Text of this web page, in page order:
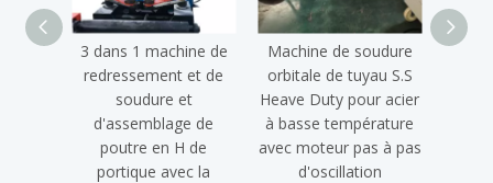
3 dans 1 machine de
redressement et de
soudure et
d'assemblage de
poutre en H de
portique avec la
Machine de soudure
orbitale de tuyau S.S
Heave Duty pour acier
à basse température
avec moteur pas à pas
d'oscillation